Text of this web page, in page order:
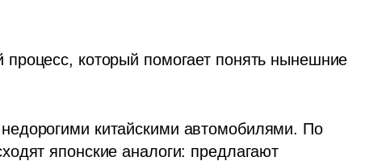
который помогает понять нынешние
китайскими автомобилями. По
японские аналоги: предлагают